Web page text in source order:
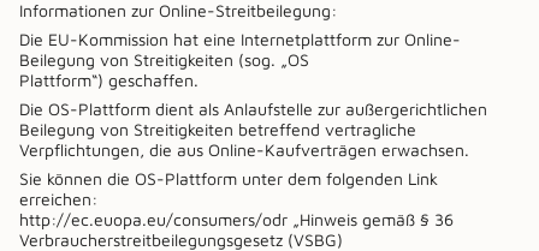
Informationen zur Online-Streitbeilegung:
Die EU-Kommission hat eine Internetplattform zur Online-
Beilegung von Streitigkeiten (sog. „OS
Plattform“) geschaffen.
Die OS-Plattform dient als Anlaufstelle zur außergerichtlichen
Beilegung von Streitigkeiten betreffend vertragliche
Verpflichtungen, die aus Online-Kaufverträgen erwachsen.
Sie können die OS-Plattform unter dem folgenden Link
erreichen:
http://ec.euopa.eu/consumers/odr „Hinweis gemäß § 36
Verbraucherstreitbeilegungsgesetz (VSBG)